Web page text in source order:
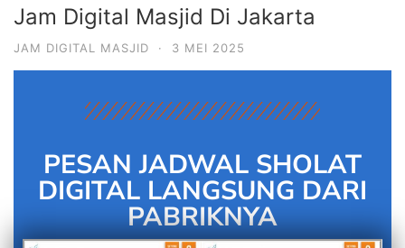
Jam Digital Masjid Di Jakarta
JAM DIGITAL MASJID · 3 MEI 2025
PESAN JADWAL SHOLAT
DIGITAL LANGSUNG DARI
PABRIKNYA